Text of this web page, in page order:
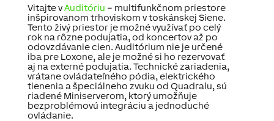
Vitajte vAuditóriu – multifunkčnom priestore
inšpirovanom trhoviskom v toskánskej Siene.
Tento živý priestor je možné využívať po celý
rok na rôzne podujatia, od koncertov až po
odovzdávanie cien. Auditórium nie je určené
iba pre Loxone, ale je možné si ho rezervovať
aj na externé podujatia. Technické zariadenia,
vrátane ovládateľného pódia, elektrického
tienenia a špeciálneho zvuku od Quadralu, sú
riadené Miniserverom, ktorý umožňuje
bezproblémovú integráciu a jednoduché
ovládanie.